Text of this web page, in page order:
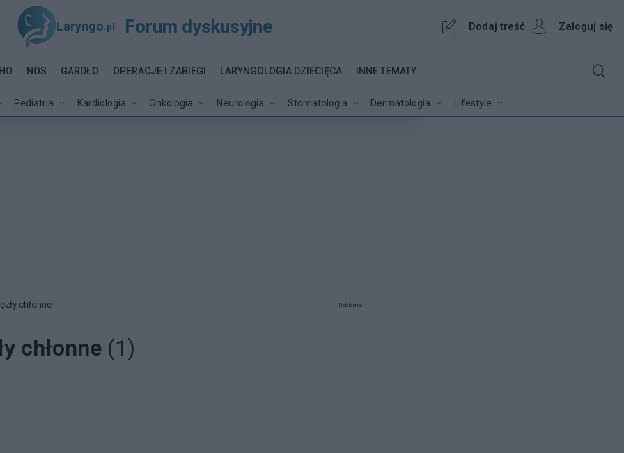
Laryngo .pl Forum dyskusyjne Dodaj treść Zaloguj się
Pediatria Kardiologia Onkologia Neurologia Stomatologia Dermatologia Lifestyle
NOS GARDŁO OPERACJE I ZABIEGI LARYNGOLOGIA DZIECIĘCA INNE TEMATY
chłonne
chłonne (1)
Reklama: